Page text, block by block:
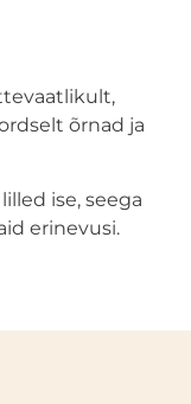
õrnad ja
ise, seega
erinevusi.